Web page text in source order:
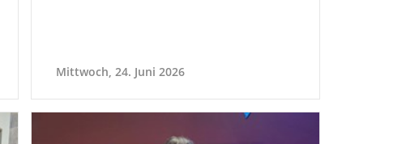
Mittwoch, 24. Juni 2026